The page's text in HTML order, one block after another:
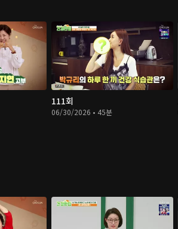
111회
06/30/2026 • 45분